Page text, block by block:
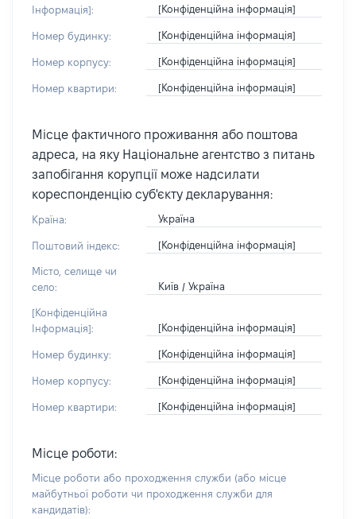
Інформація]:
[Конфіденційна інформація]
Номер будинку: [Конфіденційна інформація]
Номер корпусу: [Конфіденційна інформація]
Номер квартири: [Конфіденційна інформація]
Місце фактичного проживання або поштова
адреса, на яку Національне агентство з питань
запобігання корупції може надсилати
кореспонденцію суб'єкту декларування:
Країна: Україна
Поштовий індекс: [Конфіденційна інформація]
Місто, селище чи
село:
Київ / Україна
[Конфіденційна
Інформація]:
[Конфіденційна інформація]
Номер будинку: [Конфіденційна інформація]
Номер корпусу: [Конфіденційна інформація]
Номер квартири: [Конфіденційна інформація]
Місце роботи:
Місце роботи або проходження служби (або місце
майбутньої роботи чи проходження служби для
кандидатів):